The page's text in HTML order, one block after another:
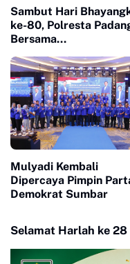
Sambut Hari
ke-80, Polresta
Bersama
Gadang Bangun
Bor untuk Warga
Terdampak Bencana
Mulyadi Kembali
Dipercaya Pimpin
Demokrat Sumbar
Selamat Harlah ke